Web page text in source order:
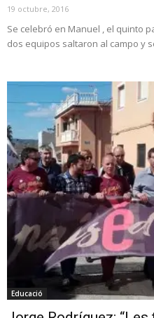
19 octubre, 2016
Se celebró en Manuel , el quinto
dos equipos saltaron al campo y
Educació